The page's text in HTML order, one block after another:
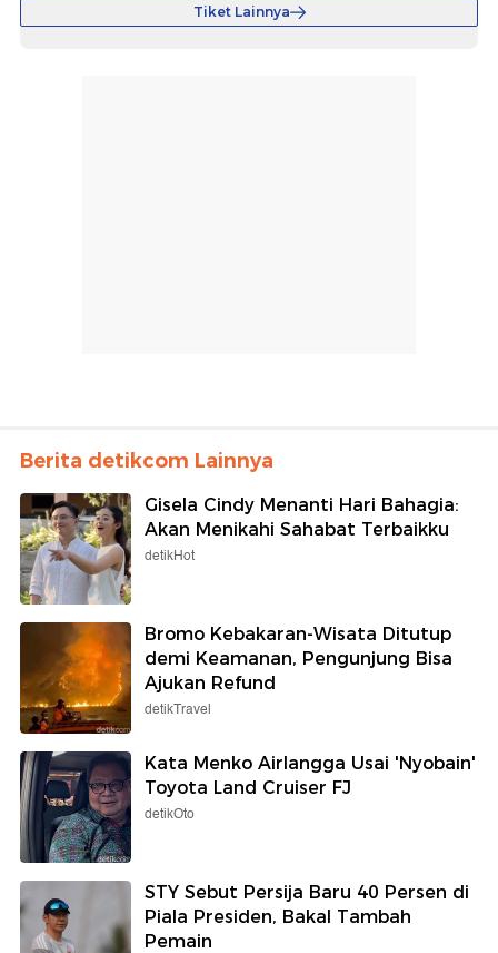
Tiket Lainnya
Berita detikcom Lainnya
Gisela Cindy Menanti Hari Bahagia:
Akan Menikahi Sahabat Terbaikku
detikHot
Bromo Kebakaran-Wisata Ditutup
demi Keamanan, Pengunjung Bisa
Ajukan Refund
detikTravel
Kata Menko Airlangga Usai 'Nyobain'
Toyota Land Cruiser FJ
detikOto
STY Sebut Persija Baru 40 Persen di
Piala Presiden, Bakal Tambah
Pemain